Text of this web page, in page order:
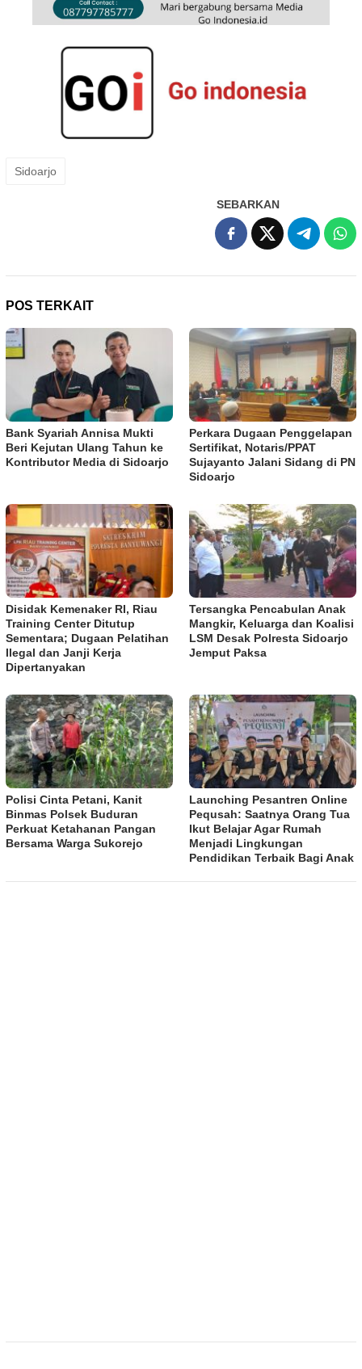
Sidoarjo
SEBARKAN
POS TERKAIT
Bank Syariah Annisa Mukti
Beri Kejutan Ulang Tahun ke
Kontributor Media di Sidoarjo
Perkara Dugaan Penggelapan
Sertifikat, Notaris/PPAT
Sujayanto Jalani Sidang di PN
Sidoarjo
Disidak Kemenaker RI, Riau
Training Center Ditutup
Sementara; Dugaan Pelatihan
Ilegal dan Janji Kerja
Dipertanyakan
Tersangka Pencabulan Anak
Mangkir, Keluarga dan Koalisi
LSM Desak Polresta Sidoarjo
Jemput Paksa
Polisi Cinta Petani, Kanit
Binmas Polsek Buduran
Perkuat Ketahanan Pangan
Bersama Warga Sukorejo
Launching Pesantren Online
Pequsah: Saatnya Orang Tua
Ikut Belajar Agar Rumah
Menjadi Lingkungan
Pendidikan Terbaik Bagi Anak